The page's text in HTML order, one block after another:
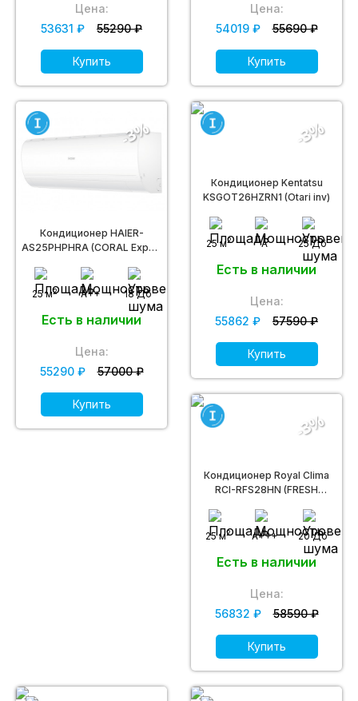
Цена:
53631 ₽
55290 ₽
Купить
Цена:
54019 ₽
55690 ₽
Купить
Кондиционер HAIER-
AS25PHPHRA (CORAL Expert
25 м2 A++ 18 Дб
Есть в наличии
-3%
Цена:
55290 ₽
57000 ₽
Купить
Кондиционер Kentatsu
KSGOT26HZRN1 (Otari inv)
25 м2 A 25 Дб
Есть в наличии
-3%
Цена:
55862 ₽
57590 ₽
Купить
Кондиционер Royal Clima
RCI-RFS28HN (FRESH
INVERTER)
25 м2 A+++ 20 Дб
Есть в наличии
-3%
Цена:
56832 ₽
58590 ₽
Купить